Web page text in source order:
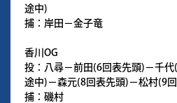
途中)
捕：岸田－金子竜
香川OG
投：八尋－前田(6回表先頭)－千
途中)－森元(8回表先頭)－松村(9
捕：磯村